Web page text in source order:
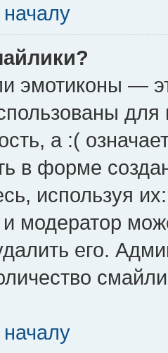
эмотиконы —
а :(
в форме
используя
модератор
его.